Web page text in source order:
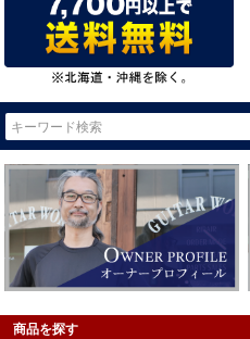
商品を探す